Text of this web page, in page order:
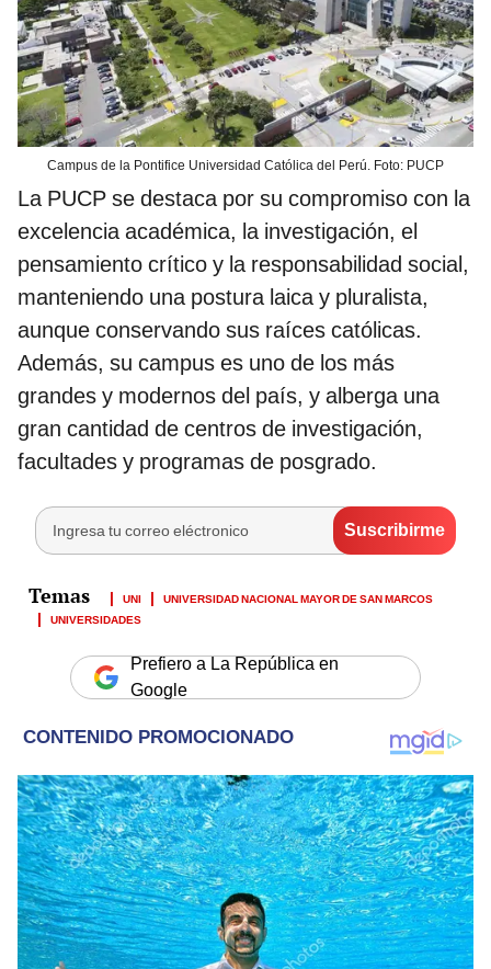
Campus de la Pontifice Universidad Católica del Perú. Foto: PUCP
La PUCP se destaca por su compromiso con la
excelencia académica, la investigación, el
pensamiento crítico y la responsabilidad social,
manteniendo una postura laica y pluralista,
aunque conservando sus raíces católicas.
Además, su campus es uno de los más
grandes y modernos del país, y alberga una
gran cantidad de centros de investigación,
facultades y programas de posgrado.
UNI
UNIVERSIDAD NACIONAL MAYOR DE SAN MARCOS
UNIVERSIDADES
Prefiero a La República en
Google